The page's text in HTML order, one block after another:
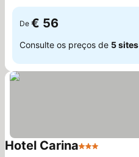
De € 56
Consulte os preços de 5 sites
Hotel Carina3 Estrelas